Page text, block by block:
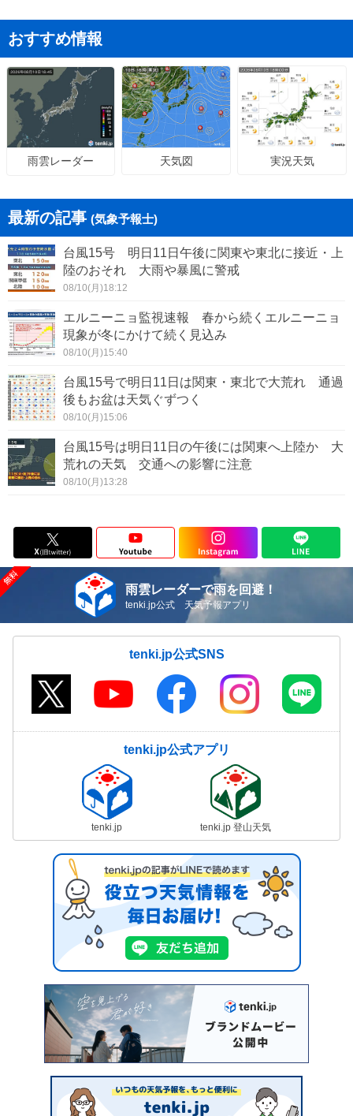
おすすめ情報
雨雲レーダー 天気図 実況天気
最新の記事 (気象予報士)
台風15号 明日11日午後に関東や東北に接近・上
陸のおそれ 大雨や暴風に警戒
08/10(月)18:12
エルニーニョ監視速報 春から続くエルニーニョ
現象が冬にかけて続く見込み
08/10(月)15:40
台風15号で明日11日は関東・東北で大荒れ 通過
後もお盆は天気ぐずつく
08/10(月)15:06
台風15号は明日11日の午後には関東へ上陸か 大
荒れの天気 交通への影響に注意
08/10(月)13:28
雨雲レーダーで雨を回避！
tenki.jp公式 天気予報アプリ
tenki.jp公式SNS
tenki.jp公式アプリ
tenki.jp tenki.jp 登山天気